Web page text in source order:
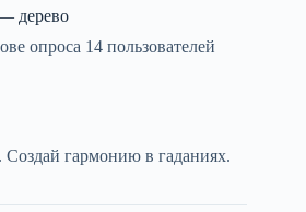
дерево
опроса 14 пользователей
Создай гармонию в гаданиях.